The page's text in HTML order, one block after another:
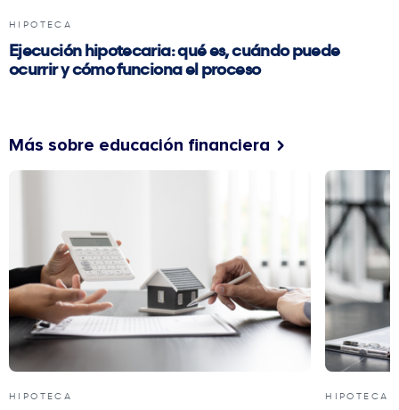
HIPOTECA
Ejecución hipotecaria: qué es, cuándo puede
ocurrir y cómo funciona el proceso
Más sobre educación financiera
HIPOTECA HIPOTECA